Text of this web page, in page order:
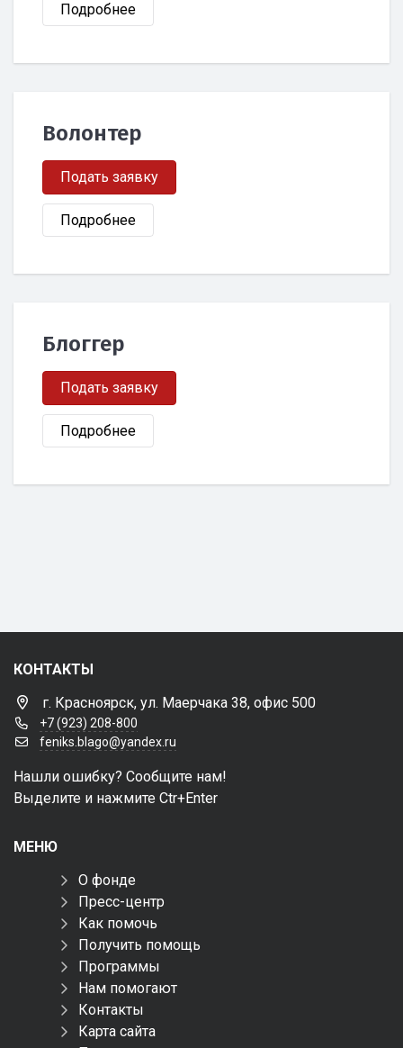
Подробнее
Волонтер
Подать заявку
Подробнее
Блоггер
Подать заявку
Подробнее
КОНТАКТЫ
г. Красноярск, ул. Маерчака 38, офис 500
+7 (923) 208-800
feniks.blago@yandex.ru
Нашли ошибку? Сообщите нам!
Выделите и нажмите Ctr+Enter
МЕНЮ
О фонде
Пресс-центр
Как помочь
Получить помощь
Программы
Нам помогают
Контакты
Карта сайта